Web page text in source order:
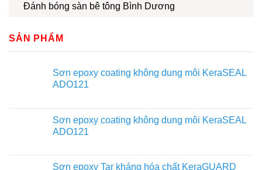
Đánh bóng sàn bê tông Bình Dương
SẢN PHẨM
Sơn epoxy coating không dung môi KeraSEAL
ADO121
Sơn epoxy coating không dung môi KeraSEAL
ADO121
Sơn epoxy Tar kháng hóa chất KeraGUARD